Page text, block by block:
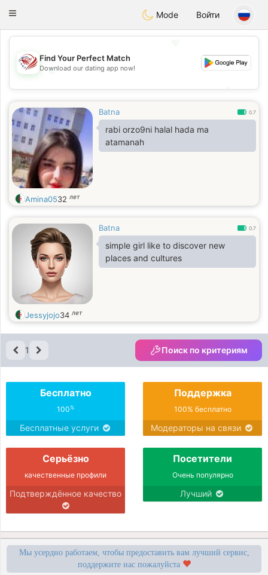
Dating
Toggle
Mode Войти
💖
💕
Find Your Perfect Match
Download our dating app now!
Batna 0.7
rabi orzo9ni halal hada ma
atamanah
Amina0532 лет
Batna 0.7
simple girl like to discover new
places and cultures
Jessyjojo34 лет
1 Поиск по критериям
Бесплатно
100%
Бесплатные услуги
Поддержка
100% бесплатно
Модераторы на связи
Серьёзно
качественные профили
Подтверждённое качество
Посетители
Очень популярно
Лучший
Мы усердно работаем, чтобы предоставить вам лучший сервис,
поддержите нас пожалуйста